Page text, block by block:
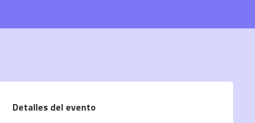
Detalles del evento